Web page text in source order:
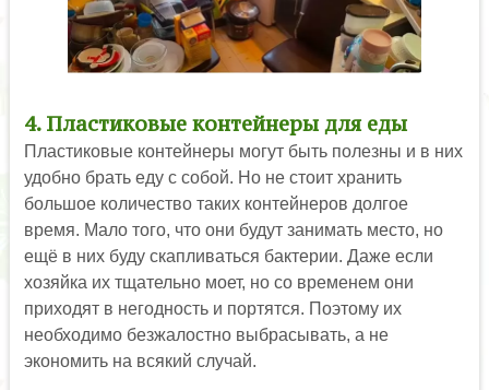
4. Пластиковые контейнеры для еды
Пластиковые контейнеры могут быть полезны и в них
удобно брать еду с собой. Но не стоит хранить
большое количество таких контейнеров долгое
время. Мало того, что они будут занимать место, но
ещё в них буду скапливаться бактерии. Даже если
хозяйка их тщательно моет, но со временем они
приходят в негодность и портятся. Поэтому их
необходимо безжалостно выбрасывать, а не
экономить на всякий случай.